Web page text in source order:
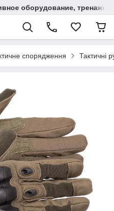
оборудование,
спорядження Тактичні